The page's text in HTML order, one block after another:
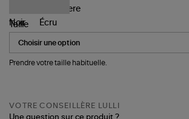
Taille
Prendre votre taille habituelle.
VOTRE CONSEILLÈRE LULLI
Une question sur ce produit ?